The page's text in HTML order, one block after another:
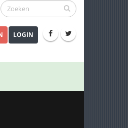
LOGIN